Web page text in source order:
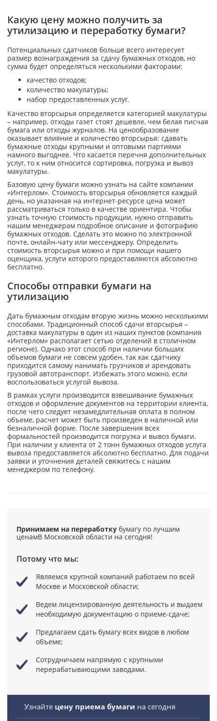
Какую цену можно получить за
утилизацию и переработку бумаги?
Потенциальных сдатчиков больше всего интересует
размер вознаграждения за сдачу бумажных отходов, но
сумма будет определяться несколькими факторами:
качество отходов;
количество макулатуры;
набор предоставленных услуг.
Качество вторсырья определяется категорией макулатуры
– например, отходы газет стоят дешевле, чем белая писчая
бумага или отходы журналов. На ценообразование
оказывает влияние и количество вторсырья: сдавать
бумажные отходы крупными и оптовыми партиями
намного выгоднее. Что касается перечня дополнительных
услуг, то к ним относится сортировка, погрузка и вывоз
макулатуры.
Базовую цену бумаги можно узнать на сайте компании
«Интерлом». Стоимость вторсырья обновляется каждый
день, но указанная на интернет-ресурсе цена может
рассматриваться только в качестве ориентира. Чтобы
узнать точную стоимость продукции, нужно отправить
нашим менеджерам подробное описание и фотографию
бумажных отходов. Сделать это можно по электронной
почте, онлайн-чату или мессенджеру. Определить
стоимость вторсырья можно и при помощи нашего
оценщика, услуги которого предоставляются абсолютно
бесплатно.
Способы отправки бумаги на
утилизацию
Дать бумажным отходам вторую жизнь можно несколькими
способами. Традиционный способ сдачи вторсырья –
доставка макулатуры в один из наших пунктов (компания
«Интерлом» располагает сетью отделений в столичном
регионе). Однако этот способ при наличии больших
объемов бумаги не совсем удобен, так как сдатчику
приходится самому нанимать грузчиков и арендовать
грузовой автотранспорт. Избежать этого можно, если
воспользоваться услугой вывоза.
В рамках услуги производится взвешивание бумажных
отходов и оформление документов на территории клиента,
после чего следует незамедлительная оплата в полном
объеме, расчет может быть произведен в наличной или
безналичной форме. После завершения всех
формальностей производится погрузка и вывоз бумаги.
При наличии у клиента от 2 тонн бумажных отходов услуга
вывоза предоставляется абсолютно бесплатно. Для подачи
заявки и уточнения деталей свяжитесь с нашим
менеджером по телефону.
Принимаем на переработку бумагу по лучшим
ценамВ Московской области на сегодня!
Потому что мы:
Являемся крупной компаний работаем по всей
Москве и Московской области;
Ведем лицензированную деятельность и выдаем
необходимую документацию о приеме-сдаче;
Предлагаем сдать бумагу всех видов в любом
объеме;
Сотрудничаем напрямую с крупными
перерабатывающими заводами.
Узнайте цену приема бумаги на сегодня